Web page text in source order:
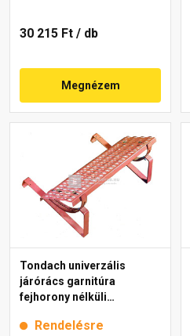
30 215 Ft / db
Megnézem
Tondach univerzális
járórács garnitúra
fejhorony nélküli
Rendelésre